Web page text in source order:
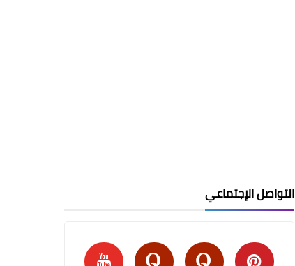
التواصل الإجتماعي